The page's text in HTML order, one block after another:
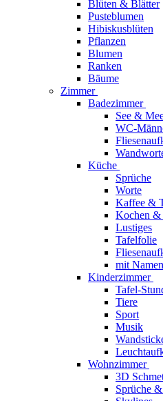
Blüten & Blätter
Pusteblumen
Hibiskusblüten
Pflanzen
Blumen
Ranken
Bäume
Zimmer
Badezimmer
See &
WC-
Küche
Sprüche
Worte
Kaffee &
Kochen &
Lustiges
Tafelfolie
mit Namen
Kinderzimmer
Tafel-
Tiere
Sport
Musik
Wohnzimmer
3D
Sprüche